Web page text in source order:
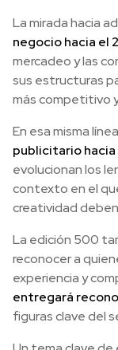
La mirada hacia
negocio hacia el
mercadeo y las
sus estructuras
más competitivo
En esa misma
publicitario
evolucionan los
contexto en el
creatividad deben
La edición 500
reconocer a
experiencia y
entregará
figuras clave del